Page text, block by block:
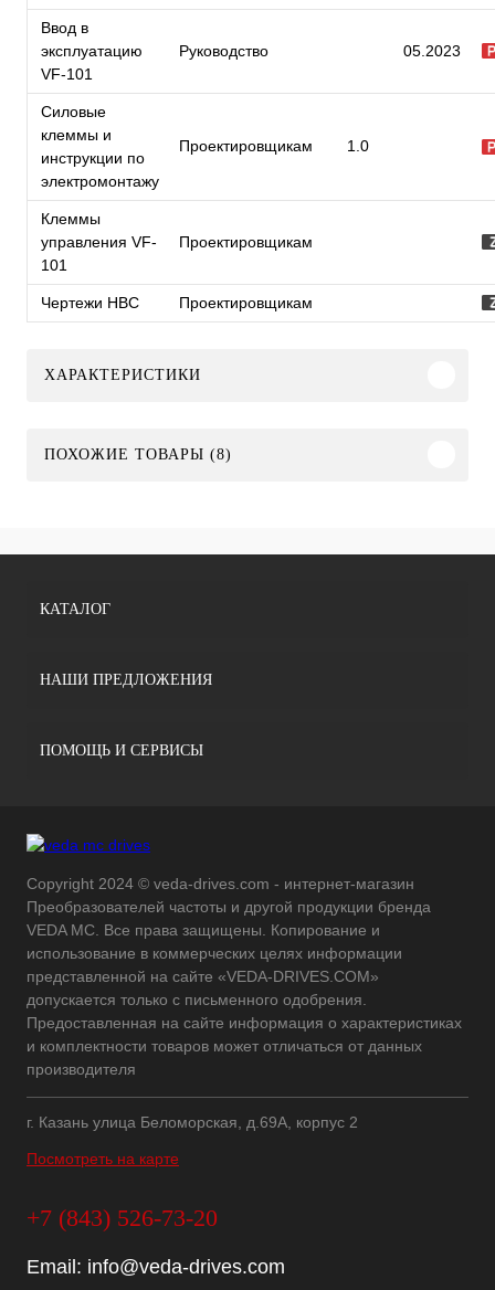
Ввод в
эксплуатацию
VF-101
Руководство 05.2023
Силовые
клеммы и
инструкции по
электромонтажу
Проектировщикам 1.0
Клеммы
управления VF-
101
Проектировщикам
Чертежи HBC Проектировщикам
ХАРАКТЕРИСТИКИ
ПОХОЖИЕ ТОВАРЫ (8)
КАТАЛОГ
НАШИ ПРЕДЛОЖЕНИЯ
ПОМОЩЬ И СЕРВИСЫ
Copyright 2024 © veda-drives.com - интернет-магазин
Преобразователей частоты и другой продукции бренда
VEDA MC. Все права защищены. Копирование и
использование в коммерческих целях информации
представленной на сайте «VEDA-DRIVES.COM»
допускается только с письменного одобрения.
Предоставленная на сайте информация о характеристиках
и комплектности товаров может отличаться от данных
производителя
г. Казань улица Беломорская, д.69А, корпус 2
Посмотреть на карте
+7 (843) 526-73-20
Email: info@veda-drives.com